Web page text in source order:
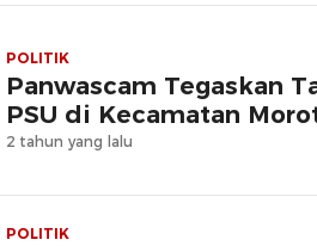
POLITIK
Panwascam Tegaskan
PSU di Kecamatan
2 tahun yang lalu
POLITIK